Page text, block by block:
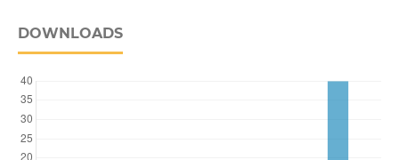
DOWNLOADS